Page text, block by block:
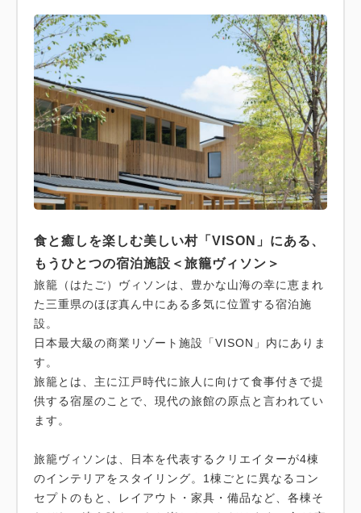
食と癒しを楽しむ美しい村「VISON」にある、
もうひとつの宿泊施設＜旅籠ヴィソン＞
旅籠（はたご）ヴィソンは、豊かな山海の幸に恵まれ
た三重県のほぼ真ん中にある多気に位置する宿泊施
設。
日本最大級の商業リゾート施設「VISON」内にありま
す。
旅籠とは、主に江戸時代に旅人に向けて食事付きで提
供する宿屋のことで、現代の旅館の原点と言われてい
ます。
旅籠ヴィソンは、日本を代表するクリエイターが4棟
のインテリアをスタイリング。1棟ごとに異なるコン
セプトのもと、レイアウト・家具・備品など、各棟そ